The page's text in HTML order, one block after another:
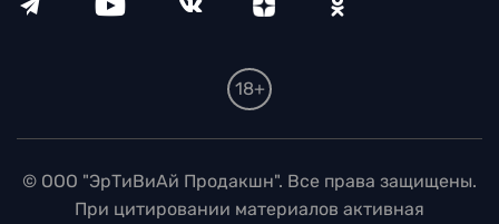
18+
© ООО "ЭрТиВиАй Продакшн". Все права защищены.
При цитировании материалов активная